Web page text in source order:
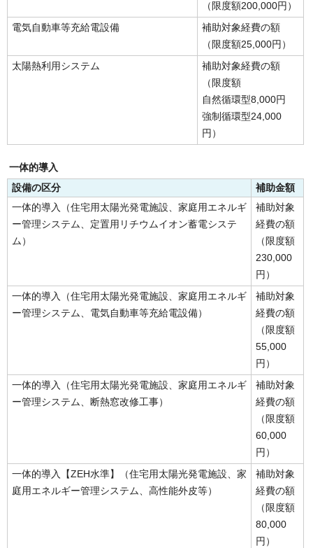
（限度額200,000円）
電気自動車等充給電設備
補助対象経費の額
（限度額25,000円）
太陽熱利用システム
補助対象経費の額
（限度額
自然循環型8,000円
強制循環型24,000
円）
一体的導入
設備の区分
補助金額
一体的導入（住宅用太陽光発電施設、家庭用エネルギ
ー管理システム、定置用リチウムイオン蓄電システ
ム）
補助対象
経費の額
（限度額
230,000
円）
一体的導入（住宅用太陽光発電施設、家庭用エネルギ
ー管理システム、電気自動車等充給電設備）
補助対象
経費の額
（限度額
55,000
円）
一体的導入（住宅用太陽光発電施設、家庭用エネルギ
ー管理システム、断熱窓改修工事）
補助対象
経費の額
（限度額
60,000
円）
一体的導入【ZEH水準】（住宅用太陽光発電施設、家
庭用エネルギー管理システム、高性能外皮等）
補助対象
経費の額
（限度額
80,000
円）